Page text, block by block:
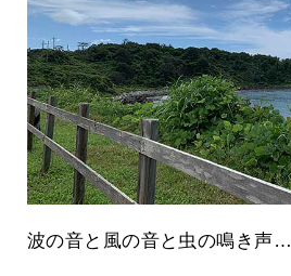
波の音と風の音と虫の鳴き声…